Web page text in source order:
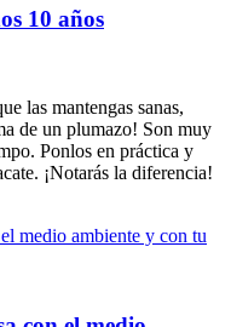
10 años
las mantengas sanas,
de un plumazo! Son muy
Ponlos en práctica y
¡Notarás la diferencia!